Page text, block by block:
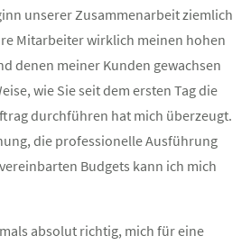
unserer Zusammenarbeit ziemlich
Mitarbeiter wirklich meinen hohen
denen meiner Kunden gewachsen
wie Sie seit dem ersten Tag die
durchführen hat mich überzeugt.
die professionelle Ausführung
Budgets kann ich mich
absolut richtig, mich für eine